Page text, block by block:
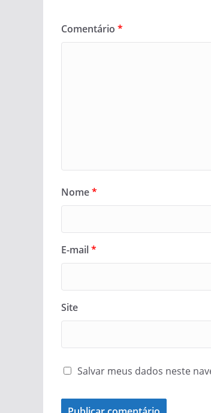
Comentário *
Nome*
E-mail*
Site
Salvar meus dados neste